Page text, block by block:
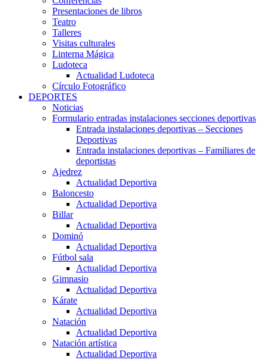
Presentaciones de libros
Teatro
Talleres
Visitas culturales
Linterna Mágica
Ludoteca
Actualidad Ludoteca
Círculo Fotográfico
DEPORTES
Noticias
Formulario entradas instalaciones secciones deportivas
Entrada instalaciones deportivas – Secciones
Deportivas
Entrada instalaciones deportivas – Familiares de
deportistas
Ajedrez
Actualidad Deportiva
Baloncesto
Actualidad Deportiva
Billar
Actualidad Deportiva
Dominó
Actualidad Deportiva
Fútbol sala
Actualidad Deportiva
Gimnasio
Actualidad Deportiva
Kárate
Actualidad Deportiva
Natación
Actualidad Deportiva
Natación artística
Actualidad Deportiva